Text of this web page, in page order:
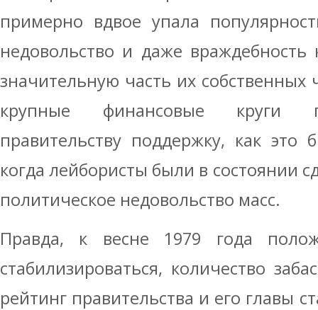
примерно вдвое упала
недовольство и даже
значительную часть их собственных
крупные финансовые круги
правительству поддержку, как это
когда лейбористы были в состоянии
политическое недовольство масс.
Правда, к весне 1979 года
стабилизироваться, количество
рейтинг правительства и его главы